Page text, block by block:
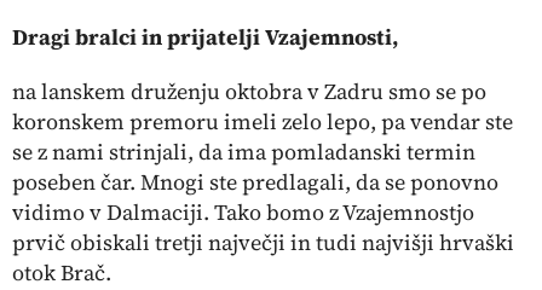
Dragi bralci in prijatelji Vzajemnosti,
na lanskem druženju oktobra v Zadru smo se po
koronskem premoru imeli zelo lepo, pa vendar ste
se z nami strinjali, da ima pomladanski termin
poseben čar. Mnogi ste predlagali, da se ponovno
vidimo v Dalmaciji. Tako bomo z Vzajemnostjo
prvič obiskali tretji največji in tudi najvišji hrvaški
otok Brač.